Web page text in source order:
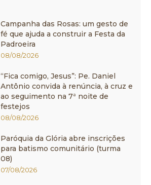
Campanha das Rosas: um gesto de
fé que ajuda a construir a Festa da
Padroeira
08/08/2026
“Fica comigo, Jesus”: Pe. Daniel
Antônio convida à renúncia, à cruz e
ao seguimento na 7ª noite de
festejos
08/08/2026
Paróquia da Glória abre inscrições
para batismo comunitário (turma
08)
07/08/2026